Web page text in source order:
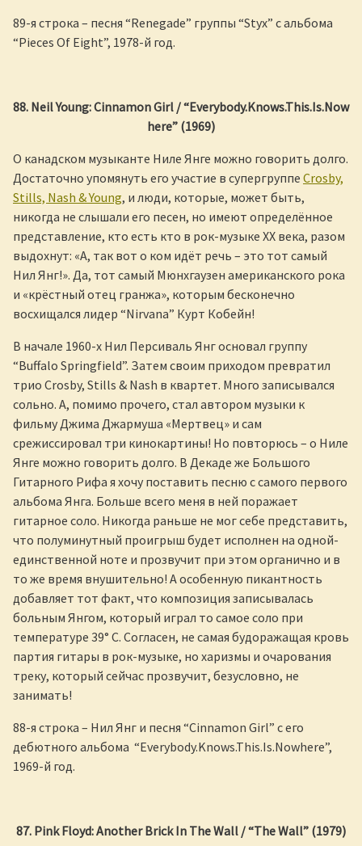
89-я строка – песня “Renegade” группы “Styx” с альбома
“Pieces Of Eight”, 1978-й год.
88. NeilYoung:CinnamonGirl /“Everybody.Knows.This.Is.Now
here” (1969)
О канадском музыканте Ниле Янге можно говорить долго.
Достаточно упомянуть его участие в супергруппе Crosby,
Stills, Nash & Young, и люди, которые, может быть,
никогда не слышали его песен, но имеют определённое
представление, кто есть кто в рок-музыке XX века, разом
выдохнут: «А, так вот о ком идёт речь – это тот самый
Нил Янг!». Да, тот самый Мюнхгаузен американского рока
и «крёстный отец гранжа», которым бесконечно
восхищался лидер “Nirvana” Курт Кобейн!
В начале 1960-х Нил Персиваль Янг основал группу
“Buffalo Springfield”. Затем своим приходом превратил
трио Crosby, Stills & Nash в квартет. Много записывался
сольно. А, помимо прочего, стал автором музыки к
фильму Джима Джармуша «Мертвец» и сам
срежиссировал три кинокартины! Но повторюсь – о Ниле
Янге можно говорить долго. В Декаде же Большого
Гитарного Рифа я хочу поставить песню с самого первого
альбома Янга. Больше всего меня в ней поражает
гитарное соло. Никогда раньше не мог себе представить,
что полуминутный проигрыш будет исполнен на одной-
единственной ноте и прозвучит при этом органично и в
то же время внушительно! А особенную пикантность
добавляет тот факт, что композиция записывалась
больным Янгом, который играл то самое соло при
температуре 39° C. Согласен, не самая будоражащая кровь
партия гитары в рок-музыке, но харизмы и очарования
треку, который сейчас прозвучит, безусловно, не
занимать!
88-я строка – Нил Янг и песня “Cinnamon Girl” с его
дебютного альбома “Everybody.Knows.This.Is.Nowhere”,
1969-й год.
87. Pink Floyd: Another Brick In The Wall / “The Wall” (1979)